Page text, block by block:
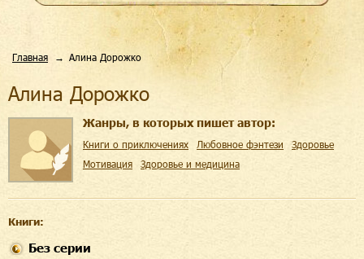
Главная Алина Дорожко
Алина Дорожко
Жанры, в которых пишет автор:
Книги о приключениях Любовное фэнтези
Здоровье
Мотивация
Здоровье и медицина
Книги:
Без серии